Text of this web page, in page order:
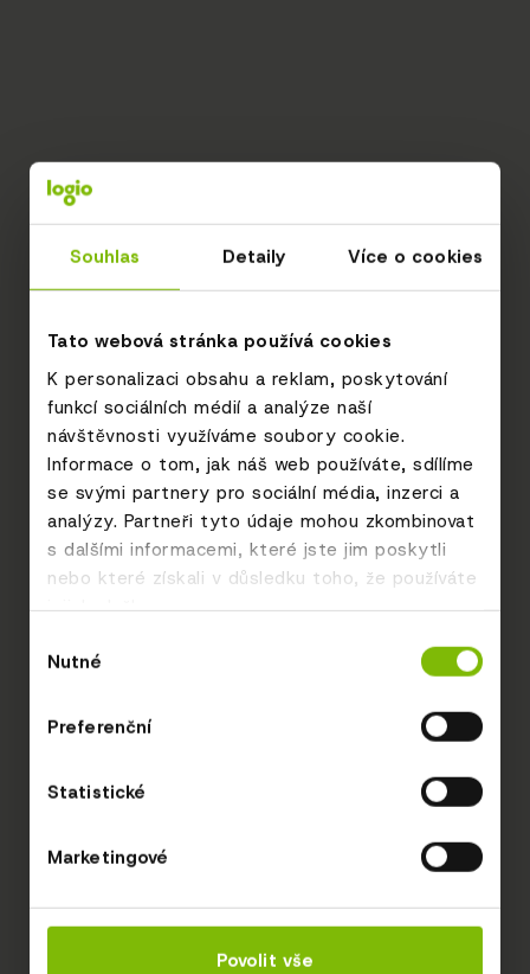
Souhlas Detaily Více o cookies
Tato webová stránka používá cookies
K personalizaci obsahu a reklam, poskytování
funkcí sociálních médií a analýze naší
návštěvnosti využíváme soubory cookie.
Informace o tom, jak náš web používáte, sdílíme
se svými partnery pro sociální média, inzerci a
analýzy. Partneři tyto údaje mohou zkombinovat
s dalšími informacemi, které jste jim poskytli
nebo které získali v důsledku toho, že používáte
jejich služby.
souhlasu
Nutné
Preferenční
Statistické
Marketingové
Povolit vše